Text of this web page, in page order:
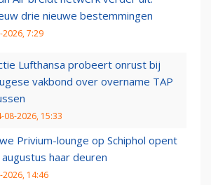
drie nieuwe bestemmingen
2026, 7:29
Lufthansa probeert onrust bij
vakbond over overname TAP
08-2026, 15:33
Privium-lounge op Schiphol opent
haar deuren
2026, 14:46